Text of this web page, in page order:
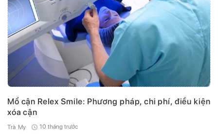
Mổ cận Relex Smile: Phương pháp, chi phí, điều kiện
xóa cận
Trà My 10 tháng trước